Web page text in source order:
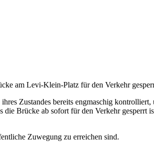
am Levi-Klein-Platz für den Verkehr
Zustandes bereits engmaschig
Brücke ab sofort für den Verkehr
Zuwegung zu erreichen sind.